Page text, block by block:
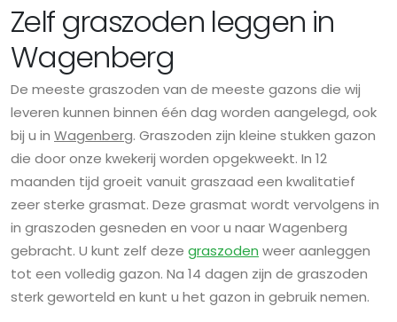
Zelf graszoden leggen in
Wagenberg
De meeste graszoden van de meeste gazons die wij
leveren kunnen binnen één dag worden aangelegd, ook
bij u in Wagenberg. Graszoden zijn kleine stukken gazon
die door onze kwekerij worden opgekweekt. In 12
maanden tijd groeit vanuit graszaad een kwalitatief
zeer sterke grasmat. Deze grasmat wordt vervolgens in
in graszoden gesneden en voor u naar Wagenberg
gebracht. U kunt zelf deze graszoden weer aanleggen
tot een volledig gazon. Na 14 dagen zijn de graszoden
sterk geworteld en kunt u het gazon in gebruik nemen.